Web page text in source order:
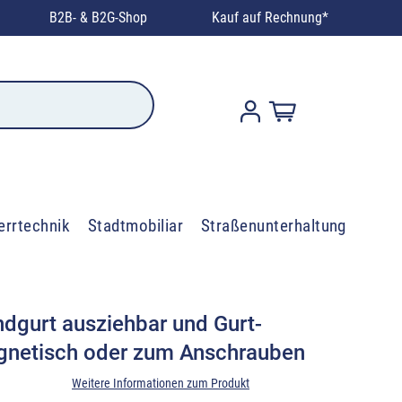
B2B- & B2G-Shop Kauf auf Rechnung*
Stadtmobiliar Straßenunterhaltung
ausziehbar und Gurt-
oder zum Anschrauben
Weitere Informationen zum Produkt